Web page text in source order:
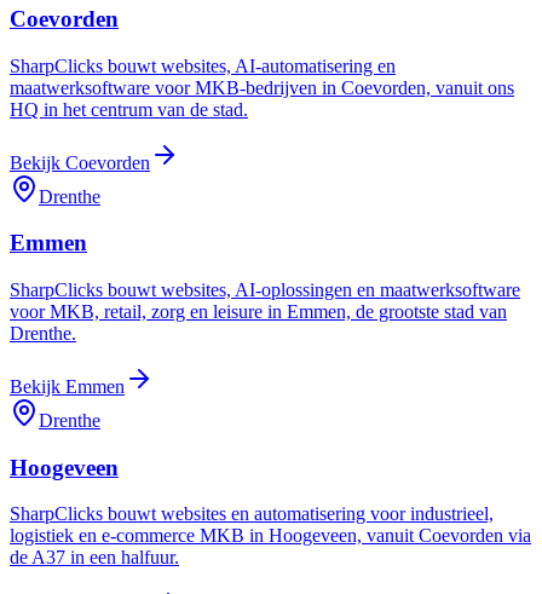
Coevorden
SharpClicks bouwt websites, AI-automatisering en
maatwerksoftware voor MKB-bedrijven in Coevorden, vanuit ons
HQ in het centrum van de stad.
Bekijk Coevorden
Drenthe
Emmen
SharpClicks bouwt websites, AI-oplossingen en maatwerksoftware
voor MKB, retail, zorg en leisure in Emmen, de grootste stad van
Drenthe.
Bekijk Emmen
Drenthe
Hoogeveen
SharpClicks bouwt websites en automatisering voor industrieel,
logistiek en e-commerce MKB in Hoogeveen, vanuit Coevorden via
de A37 in een halfuur.